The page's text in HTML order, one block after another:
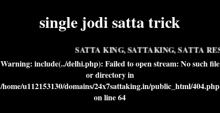
single jodi satta trick
SATTA KING, SATTAKING, SATTA
Warning: include(../delhi.php): Failed to open stream: No such file
or directory in
/home/u112153130/domains/24x7sattaking.in/public_html/404.php
on line64